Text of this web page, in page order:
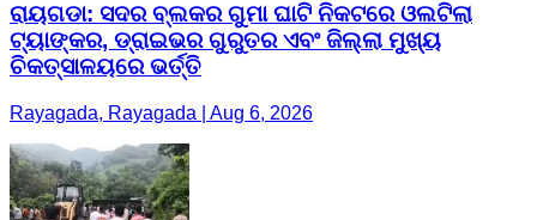
ରାୟଗଡା: ସଦର ବ୍ଲକର ଗୁମା ଘାଟି ନିକଟରେ ଓଲଟିଲା
ଟ୍ୟାଙ୍କର, ଡ୍ରାଇଭର ଗୁରୁତର ଏବଂ ଜିଲ୍ଲା ମୁଖ୍ୟ
ଚିକତ୍ସାଳୟରେ ଭର୍ତ୍ତି
Rayagada, Rayagada | Aug 6, 2026